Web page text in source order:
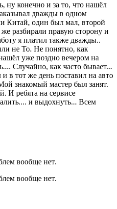
ну конечно и за то, что нашёл
дважды в одном
Китай, один был мал, второй
разбирали правую сторону и
я платил также дважды..
не То. Не понятно, как
уже поздно вечером на
Случайно, как часто бывает...
в тот же день поставил на авто
знакомый мастер был занят.
И ребята на сервисе
и выдохнуть... Всем
вообще нет.
вообще нет.